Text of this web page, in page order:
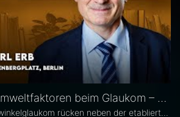
Ernährung und Umweltfaktoren beim Glaukom – Prof. Dr. Carl Erb